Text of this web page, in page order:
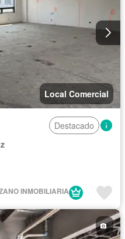
Local Comercial
Destacado
INMOBILIARIA